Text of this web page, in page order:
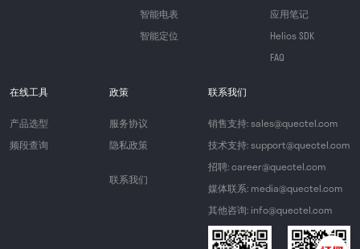
智能电表
智能定位
应用笔记
Helios SDK
FAQ
在线工具
产品选型
频段查询
政策
服务协议
隐私政策
联系我们
联系我们
销售支持: sales@quectel.com
技术支持: support@quectel.com
招聘: career@quectel.com
媒体联系: media@quectel.com
其他咨询: info@quectel.com